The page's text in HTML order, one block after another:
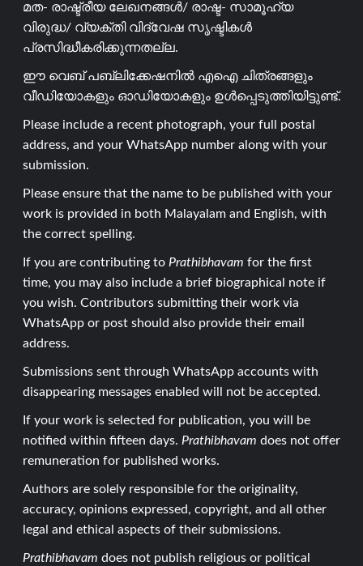
മത- രാഷ്ട്രീയ ലേഖനങ്ങൾ/ രാഷ്ട- സാമൂഹ്യ
വിരുദ്ധ/ വ്യക്തി വിദ്വേഷ സൃഷ്ടികൾ
പ്രസിദ്ധീകരിക്കുന്നതല്ല.
ഈ വെബ് പബ്ലിക്കേഷനിൽ എഐ ചിത്രങ്ങളും
വീഡിയോകളും ഓഡിയോകളും ഉൾപ്പെടുത്തിയിട്ടുണ്ട്.
Please include a recent photograph, your full postal
address, and your WhatsApp number along with your
submission.
Please ensure that the name to be published with your
work is provided in both Malayalam and English, with
the correct spelling.
If you are contributing to Prathibhavam for the first
time, you may also include a brief biographical note if
you wish. Contributors submitting their work via
WhatsApp or post should also provide their email
address.
Submissions sent through WhatsApp accounts with
disappearing messages enabled will not be accepted.
If your work is selected for publication, you will be
notified within fifteen days. Prathibhavam does not offer
remuneration for published works.
Authors are solely responsible for the originality,
accuracy, opinions expressed, copyright, and all other
legal and ethical aspects of their submissions.
Prathibhavam does not publish religious or political